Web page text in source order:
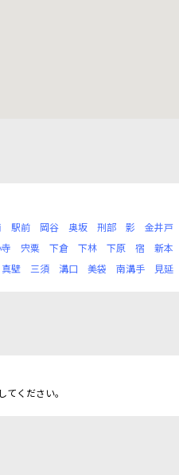
駅前 岡谷 奥坂 刑部 影 金井戸
宍粟 下倉 下林 下原 宿 新本
真壁 三須 溝口 美袋 南溝手 見延
ください。